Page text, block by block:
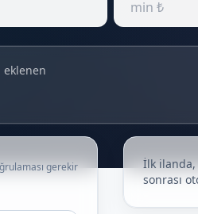
eklenen
gerekir
İlk ilanda,
sonrası